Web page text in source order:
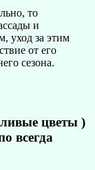
то
и
уход за этим
от его
сезона.
цветы )
всегда